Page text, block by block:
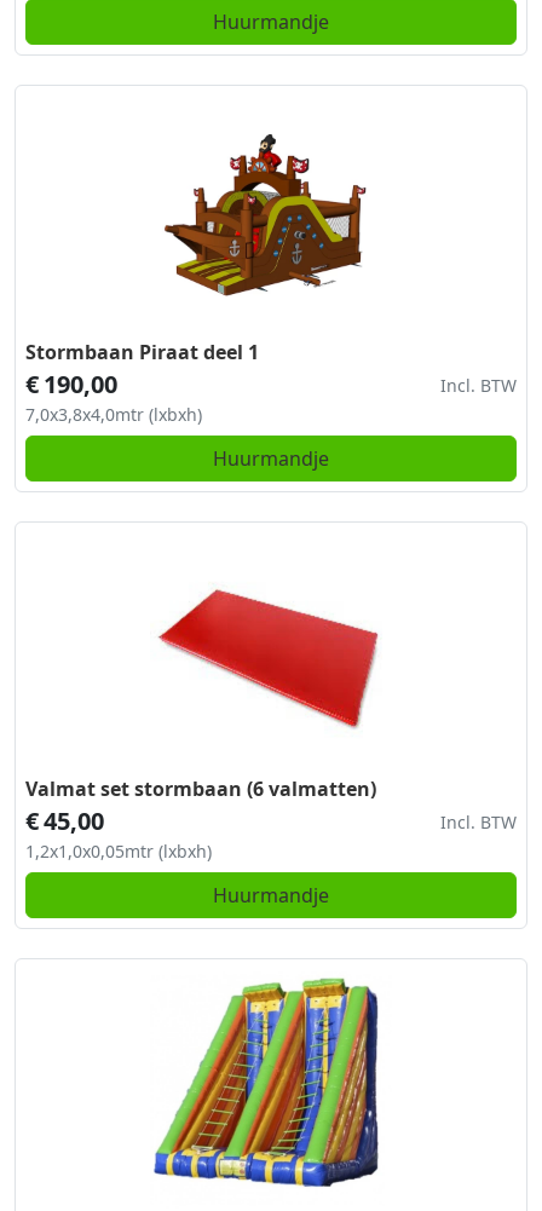
Huurmandje
Stormbaan Piraat deel 1
€190,00
Incl. BTW
7,0x3,8x4,0mtr (lxbxh)
Huurmandje
Valmat set stormbaan (6 valmatten)
€45,00
Incl. BTW
1,2x1,0x0,05mtr (lxbxh)
Huurmandje